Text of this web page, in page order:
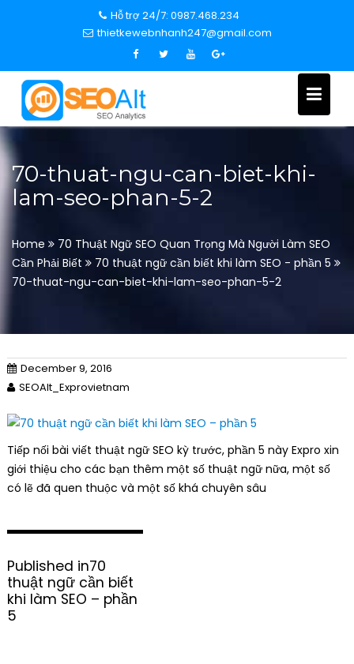
c
o
Hỗ trợ 24/7: 0987.468.234
thietkewebnhanh247@gmail.com
70-thuat-ngu-can-biet-khi-
lam-seo-phan-5-2
Home
70 Thuật Ngữ SEO Quan Trọng Mà Người Làm SEO
Cần Phải Biết
70 thuật ngữ cần biết khi làm SEO - phần 5
70-thuat-ngu-can-biet-khi-lam-seo-phan-5-2
December 9, 2016
SEOAlt_Exprovietnam
Tiếp nối bài viết thuật ngữ SEO kỳ trước, phần 5 này Expro xin
giới thiệu cho các bạn thêm một số thuật ngữ nữa, một số
có lẽ đã quen thuộc và một số khá chuyên sâu
o
s
t
n
Published in70
thuật ngữ cần biết
khi làm SEO – phần
5